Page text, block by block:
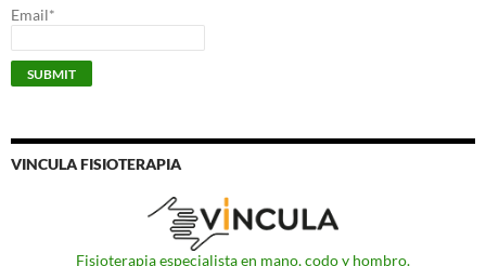
Email*
VINCULA FISIOTERAPIA
Fisioterapia especialista en mano, codo y hombro.